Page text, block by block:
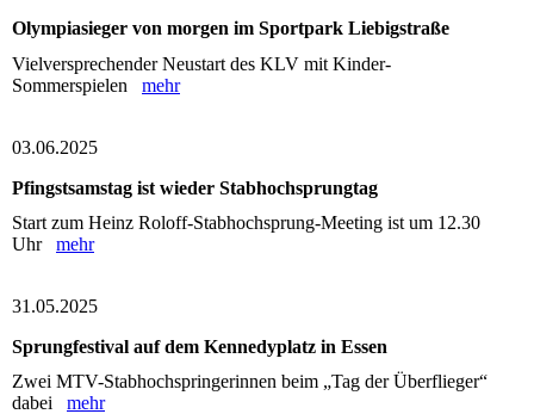
Olympiasieger von morgen im Sportpark Liebigstraße
Vielversprechender Neustart des KLV mit Kinder-
Sommerspielen mehr
03.06.2025
Pfingstsamstag ist wieder Stabhochsprungtag
Start zum Heinz Roloff-Stabhochsprung-Meeting ist um 12.30
Uhr mehr
31.05.2025
Sprungfestival auf dem Kennedyplatz in Essen
Zwei MTV-Stabhochspringerinnen beim „Tag der Überflieger“
dabei mehr